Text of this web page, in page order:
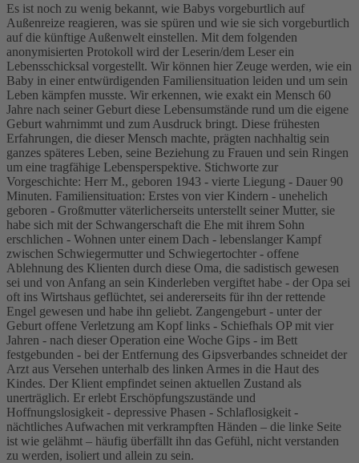
Es ist noch zu wenig bekannt, wie Babys vorgeburtlich auf
Außenreize reagieren, was sie spüren und wie sie sich vorgeburtlich
auf die künftige Außenwelt einstellen. Mit dem folgenden
anonymisierten Protokoll wird der Leserin/dem Leser ein
Lebensschicksal vorgestellt. Wir können hier Zeuge werden, wie ein
Baby in einer entwürdigenden Familiensituation leiden und um sein
Leben kämpfen musste. Wir erkennen, wie exakt ein Mensch 60
Jahre nach seiner Geburt diese Lebensumstände rund um die eigene
Geburt wahrnimmt und zum Ausdruck bringt. Diese frühesten
Erfahrungen, die dieser Mensch machte, prägten nachhaltig sein
ganzes späteres Leben, seine Beziehung zu Frauen und sein Ringen
um eine tragfähige Lebensperspektive. Stichworte zur
Vorgeschichte: Herr M., geboren 1943 - vierte Liegung - Dauer 90
Minuten. Familiensituation: Erstes von vier Kindern - unehelich
geboren - Großmutter väterlicherseits unterstellt seiner Mutter, sie
habe sich mit der Schwangerschaft die Ehe mit ihrem Sohn
erschlichen - Wohnen unter einem Dach - lebenslanger Kampf
zwischen Schwiegermutter und Schwiegertochter - offene
Ablehnung des Klienten durch diese Oma, die sadistisch gewesen
sei und von Anfang an sein Kinderleben vergiftet habe - der Opa sei
oft ins Wirtshaus geflüchtet, sei andererseits für ihn der rettende
Engel gewesen und habe ihn geliebt. Zangengeburt - unter der
Geburt offene Verletzung am Kopf links - Schiefhals OP mit vier
Jahren - nach dieser Operation eine Woche Gips - im Bett
festgebunden - bei der Entfernung des Gipsverbandes schneidet der
Arzt aus Versehen unterhalb des linken Armes in die Haut des
Kindes. Der Klient empfindet seinen aktuellen Zustand als
unerträglich. Er erlebt Erschöpfungszustände und
Hoffnungslosigkeit - depressive Phasen - Schlaflosigkeit -
nächtliches Aufwachen mit verkrampften Händen – die linke Seite
ist wie gelähmt – häufig überfällt ihn das Gefühl, nicht verstanden
zu werden, isoliert und allein zu sein.